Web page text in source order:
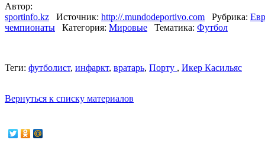
Автор:
sportinfo.kz
Источник: http://.mundodeportivo.com Рубрика:
чемпионаты
Категория: Мировые Тематика: Футбол
Теги: футболист, инфаркт, вратарь, Порту , Икер Касильяс
Вернуться к списку материалов